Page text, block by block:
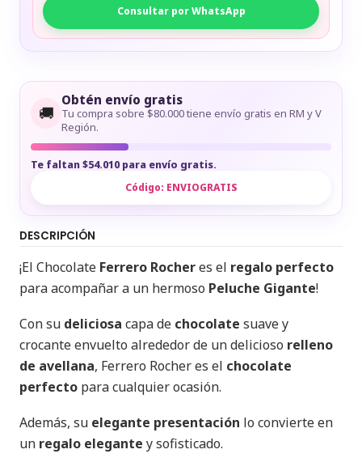
Consultar por WhatsApp
🚚
Obtén envío gratis
Tu compra sobre $80.000 tiene envío gratis en RM y V
Región.
Te faltan $54.010 para envío gratis.
Código: ENVIOGRATIS
DESCRIPCIÓN
¡El Chocolate Ferrero Rocheres el regalo perfecto
para acompañar a un hermoso Peluche Gigante!
Con su deliciosa capa de chocolate suave y
crocante envuelto alrededor de un delicioso relleno
de avellana, Ferrero Rocher es el chocolate
perfecto para cualquier ocasión.
Además, su elegante presentación lo convierte en
un regalo elegante y sofisticado.